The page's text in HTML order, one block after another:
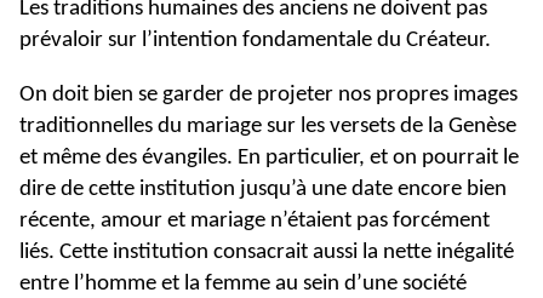
Les traditions humaines des anciens ne doivent pas
prévaloir sur l’intention fondamentale du Créateur.
On doit bien se garder de projeter nos propres images
traditionnelles du mariage sur les versets de la Genèse
et même des évangiles. En particulier, et on pourrait le
dire de cette institution jusqu’à une date encore bien
récente, amour et mariage n’étaient pas forcément
liés. Cette institution consacrait aussi la nette inégalité
entre l’homme et la femme au sein d’une société